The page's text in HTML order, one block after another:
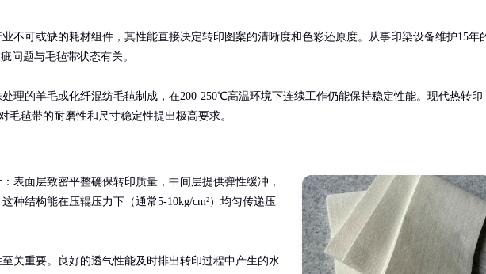
不可或缺的耗材组件，其性能直接决定转印图案的清晰度和色彩还原度。从事印染设备维护15年
问题与毛毡带状态有关。
理的羊毛或化纤混纺毛毡制成，在200-250℃高温环境下连续工作仍能保持稳定性能。现代热转印
毛毡带的耐磨性和尺寸稳定性提出极高要求。
表面层致密平整确保转印质量，中间层提供弹性缓冲，
种结构能在压辊压力下（通常5-10kg/cm²）均匀传递压
关重要。良好的透气性能及时排出转印过程中产生的水